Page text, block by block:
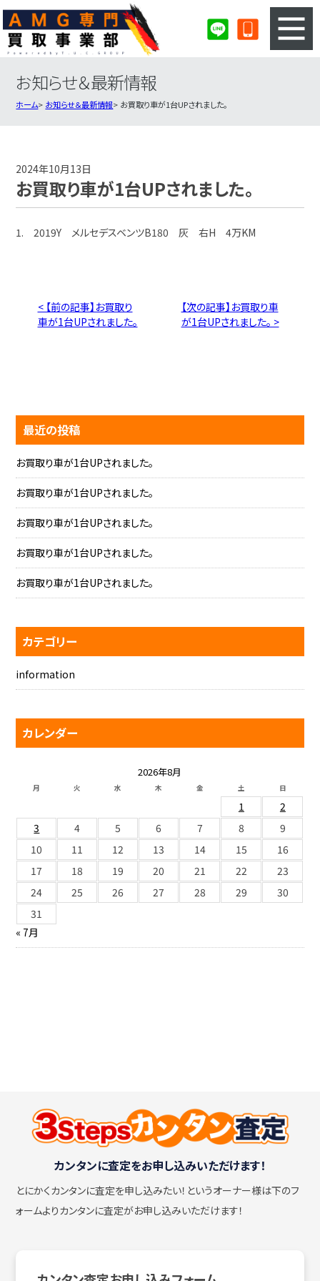
3ステップのカンタン査定
AMG買取実績
お知らせ＆最新情報
ホーム お知らせ＆最新情報 お買取り車が1台UPされました。
2024年10月13日
お買取り車が1台UPされました。
1. 2019Y メルセデスベンツB180 灰 右H 4万KM
< 【前の記事】お買取り
車が1台UPされました。
【次の記事】お買取り車
が1台UPされました。 >
最近の投稿
お買取り車が1台UPされました。
お買取り車が1台UPされました。
お買取り車が1台UPされました。
お買取り車が1台UPされました。
お買取り車が1台UPされました。
カテゴリー
information
カレンダー
2026年8月
月 火 水 木 金 土 日
1
2
3
4 5 6 7 8
9
10
11 12 13 14 15
16
17
18 19 20 21 22
23
24
25 26 27 28 29
30
31
« 7月
カンタンに査定をお申し込みいただけます！
とにかくカンタンに査定を申し込みたい！ というオーナー様は下のフ
ォームよりカンタンに査定がお申し込みいただけます！